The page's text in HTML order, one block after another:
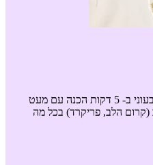
מרציפן בניחוח ורדים הוא ממתק טבעוני ב- 5 דקות הכנה עם מעט
(קרום הלב, פריקרד) בכל מה